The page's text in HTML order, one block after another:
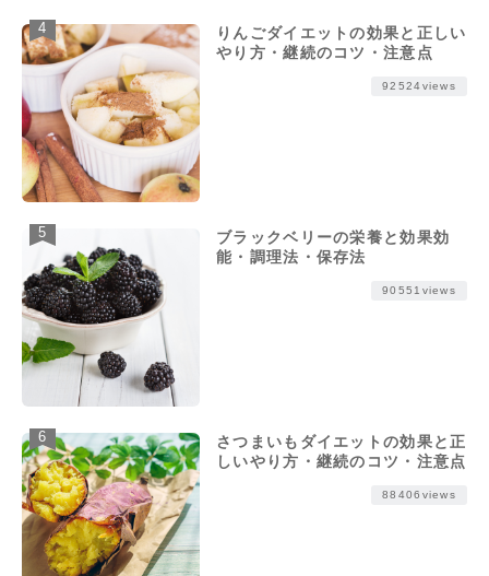
りんごダイエットの効果と正しい
やり方・継続のコツ・注意点
92524views
ブラックベリーの栄養と効果効
能・調理法・保存法
90551views
さつまいもダイエットの効果と正
しいやり方・継続のコツ・注意点
88406views